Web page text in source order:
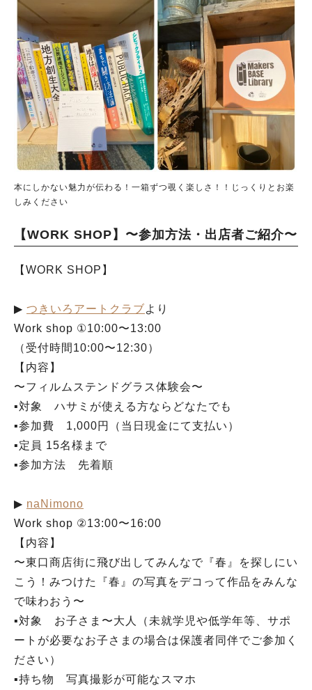
本にしかない魅力が伝わる！一箱ずつ覗く楽しさ！！じっくりとお楽
しみください
【WORK SHOP】〜参加方法・出店者ご紹介〜
【WORK SHOP】
▶︎ つきいろアートクラブより
Work shop ①10:00〜13:00
（受付時間10:00〜12:30）
【内容】
〜フィルムステンドグラス体験会〜
▪︎対象 ハサミが使える方ならどなたでも
▪︎参加費 1,000円（当日現金にて支払い）
▪︎定員 15名様まで
▪︎参加方法 先着順
▶︎ naNimono
Work shop ②13:00〜16:00
【内容】
〜東口商店街に飛び出してみんなで『春』を探しにい
こう！みつけた『春』の写真をデコって作品をみんな
で味わおう〜
▪︎対象 お子さま〜大人（未就学児や低学年等、サポ
ートが必要なお子さまの場合は保護者同伴でご参加く
ださい）
▪︎持ち物 写真撮影が可能なスマホ